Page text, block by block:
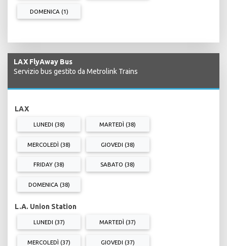
DOMENICA (1)
LAX FlyAway Bus
Servizio bus gestito da Metrolink Trains
LAX
LUNEDI (38) MARTEDÌ (38)
MERCOLEDÌ (38) GIOVEDI (38)
FRIDAY (38) SABATO (38)
DOMENICA (38)
L.A. Union Station
LUNEDI (37) MARTEDÌ (37)
MERCOLEDÌ (37) GIOVEDI (37)